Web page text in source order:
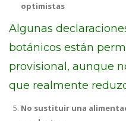
optimistas
Algunas
botánicos están
provisional, aunque
que realmente
No sustituir una